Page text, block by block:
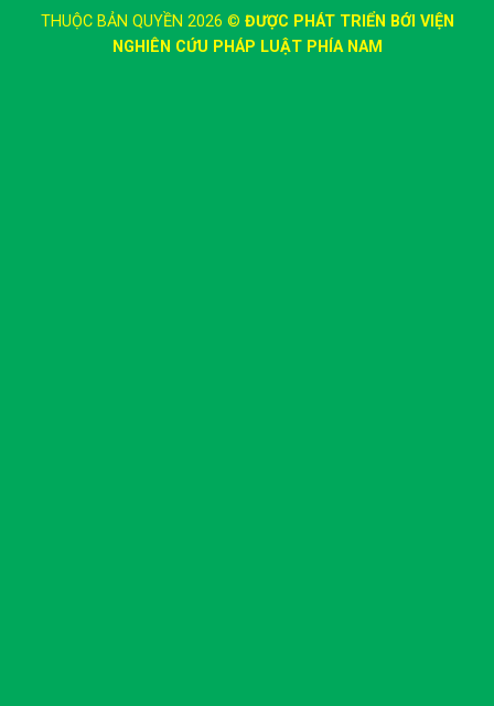
THUỘC BẢN QUYỀN 2026 © ĐƯỢC PHÁT TRIỂN BỚI VIỆN
NGHIÊN CỨU PHÁP LUẬT PHÍA NAM